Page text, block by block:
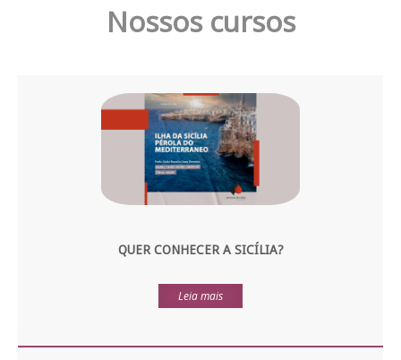
Nossos cursos
QUER CONHECER A SICÍLIA?
Leia mais